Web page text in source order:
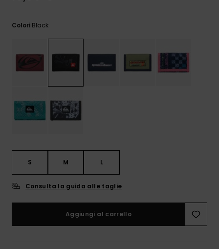
le FAQ
Colori Black
S M L
Consulta la guida alle taglie
Aggiungi al carrello